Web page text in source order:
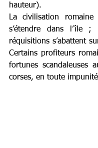
hauteur).
La civilisation
s’étendre dans l’île ;
réquisitions s’abattent
Certains profiteurs
fortunes scandaleuses
corses, en toute